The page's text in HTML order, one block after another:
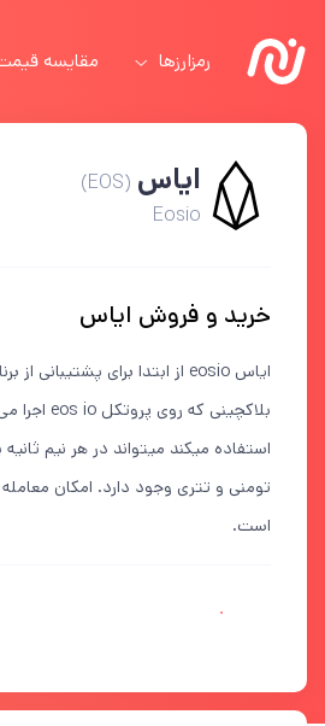
رمزارزها مقایسه
ایاس (EOS)
Eosio
خرید و فروش ایاس
است.